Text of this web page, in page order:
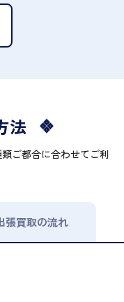
法
ご都合に合わせてご利
張買取の流れ